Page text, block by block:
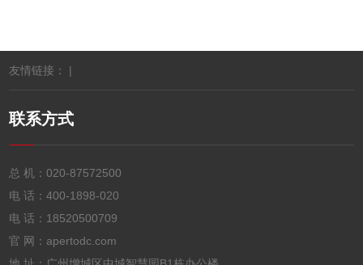
友情链接： |
联系方式
总 机：020-87572500
电 话：400-1898-020
电 话： 18520500709
官 网：apertodc.com